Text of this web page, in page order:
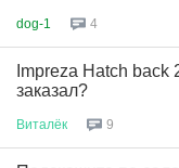
dog-1 4
Impreza Hatch back
заказал?
Виталёк 9